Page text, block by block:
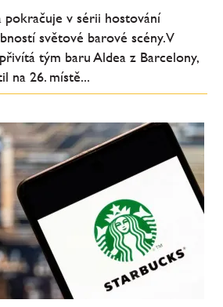
pokračuje v sérii hostování
světové barové scény. V
tým baru Aldea z Barcelony,
na 26. místě...